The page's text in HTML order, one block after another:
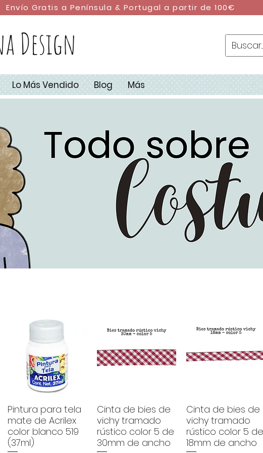
Envío Gratis a Península & Portugal a partir de 100€
Design
Lo Más Vendido Blog Más
Pintura para tela
mate de Acrilex
color blanco 519
(37ml)
Cinta de bies de
vichy tramado
rústico color 5 de
30mm de ancho
Cinta de bies de
vichy tramado
rústico color 5 de
18mm de ancho